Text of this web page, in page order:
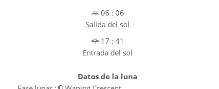
06 : 06
Salida del sol
17 : 41
Entrada del sol
Datos de la luna